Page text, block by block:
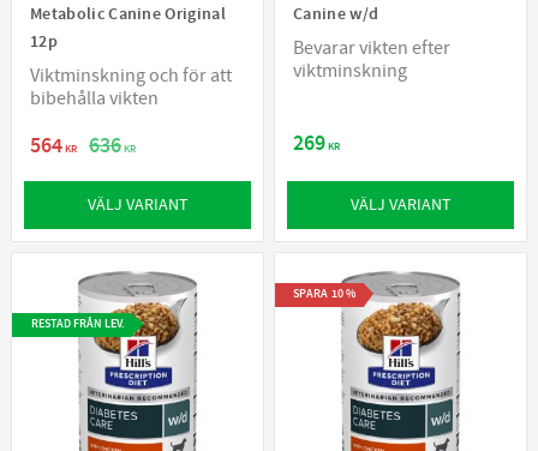
Metabolic Canine Original
12p
Viktminskning och för att
bibehålla vikten
564KR 636KR
VÄLJ VARIANT
Canine w/d
Bevarar vikten efter
viktminskning
269KR
VÄLJ VARIANT
RESTAD FRÅN LEV.
SPARA 10%